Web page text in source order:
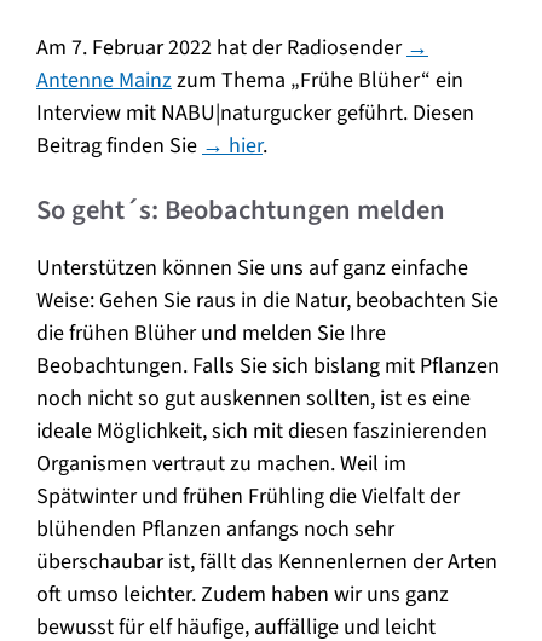
Am 7. Februar 2022 hat der Radiosender→
Antenne Mainzzum Thema „Frühe Blüher“ ein
Interview mit NABU|naturgucker geführt. Diesen
Beitrag finden Sie→ hier.
So geht´s: Beobachtungen melden
Unterstützen können Sie uns auf ganz einfache
Weise: Gehen Sie raus in die Natur, beobachten Sie
die frühen Blüher und melden Sie Ihre
Beobachtungen. Falls Sie sich bislang mit Pflanzen
noch nicht so gut auskennen sollten, ist es eine
ideale Möglichkeit, sich mit diesen faszinierenden
Organismen vertraut zu machen. Weil im
Spätwinter und frühen Frühling die Vielfalt der
blühenden Pflanzen anfangs noch sehr
überschaubar ist, fällt das Kennenlernen der Arten
oft umso leichter. Zudem haben wir uns ganz
bewusst für elf häufige, auffällige und leicht